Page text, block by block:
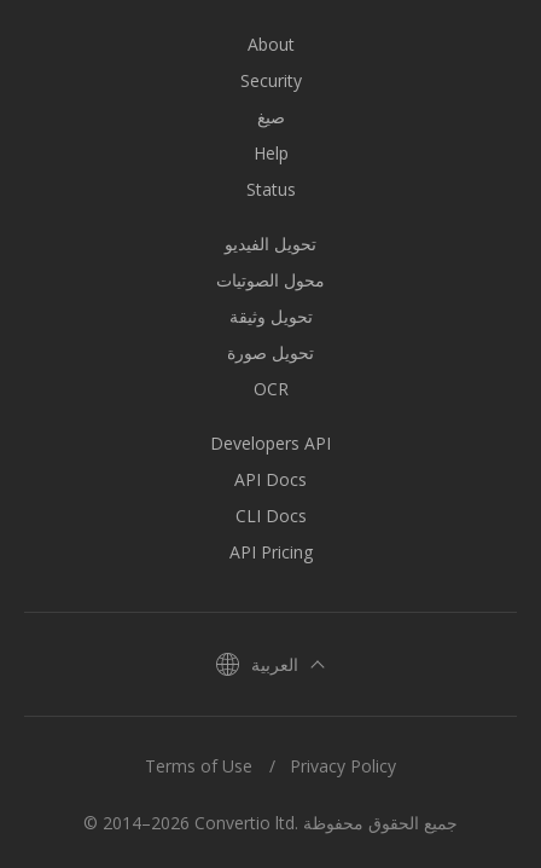
About
Security
صيغ
Help
Status
تحويل الفيديو
محول الصوتيات
تحويل وثيقة
تحويل صورة
OCR
Developers API
API Docs
CLI Docs
API Pricing
العربية
© 2014–2026 Convertio ltd. جميع الحقوق محفوظة
Terms of Use Privacy Policy